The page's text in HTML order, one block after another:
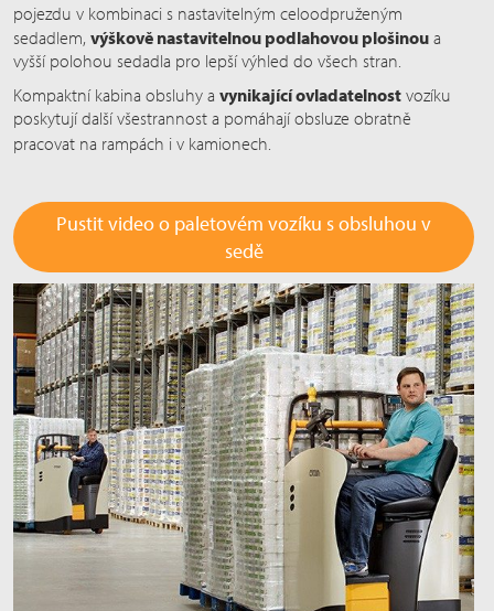
pojezdu v kombinaci s nastavitelným celoodpruženým
sedadlem, výškově nastavitelnou podlahovou plošinou a
vyšší polohou sedadla pro lepší výhled do všech stran.
Kompaktní kabina obsluhy a vynikající ovladatelnost vozíku
poskytují další všestrannost a pomáhají obsluze obratně
pracovat na rampách i v kamionech.
Pustit video o paletovém vozíku s obsluhou v
sedě